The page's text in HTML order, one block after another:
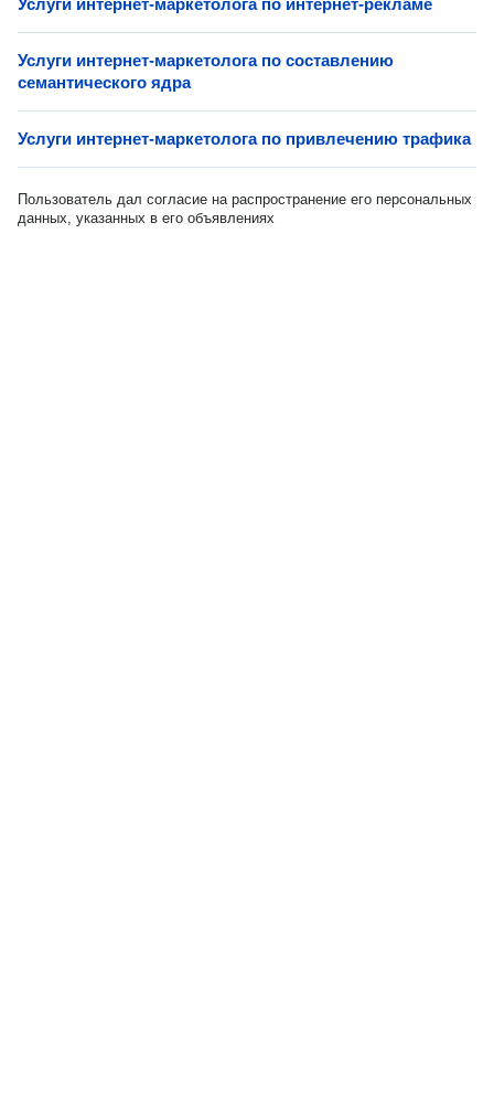
Услуги интернет-маркетолога по интернет-рекламе
Услуги интернет-маркетолога по составлению
семантического ядра
Услуги интернет-маркетолога по привлечению трафика
Пользователь дал согласие на распространение его персональных
данных, указанных в его объявлениях